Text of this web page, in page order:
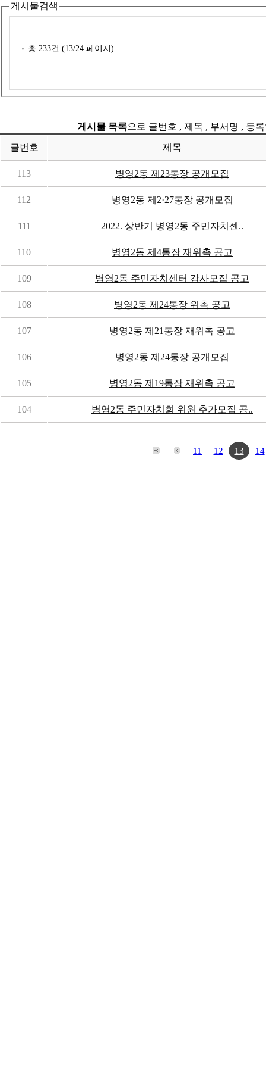
게시물검색
총 233건 (13/24 페이지)
게시물 목록으로 글번호 , 제목 , 부서명 , 등
글번호 제목
113 병영2동 제23통장 공개모집
112 병영2동 제2·27통장 공개모집
111 2022. 상반기 병영2동 주민자치센..
110 병영2동 제4통장 재위촉 공고
109 병영2동 주민자치센터 강사모집 공고
108 병영2동 제24통장 위촉 공고
107 병영2동 제21통장 재위촉 공고
106 병영2동 제24통장 공개모집
105 병영2동 제19통장 재위촉 공고
104 병영2동 주민자치회 위원 추가모집 공..
11 12 13 14